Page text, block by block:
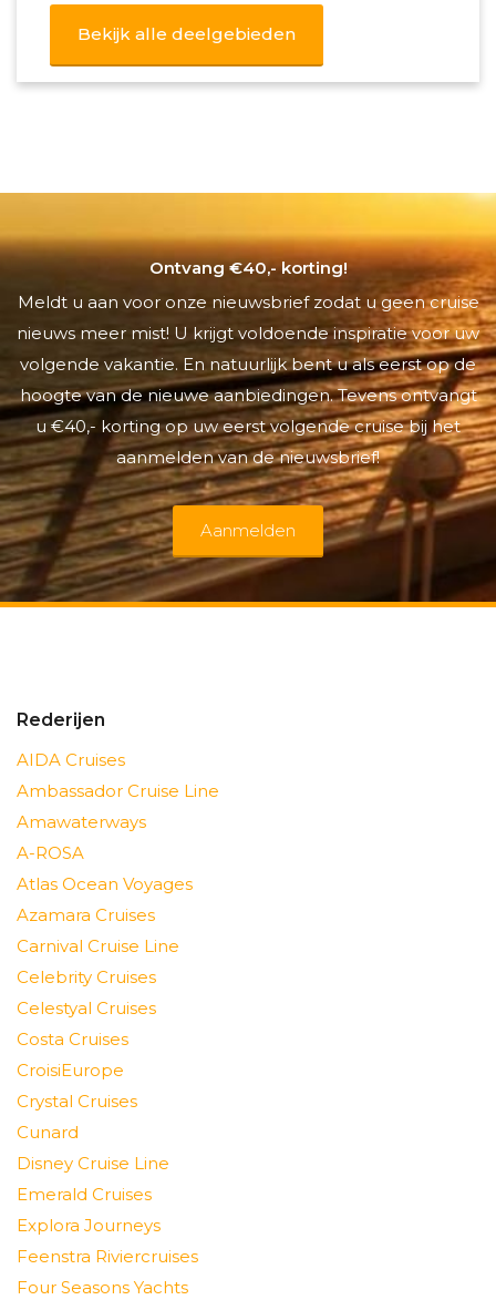
Bekijk alle deelgebieden
Ontvang €40,- korting!
Meldt u aan voor onze nieuwsbrief zodat u geen cruise
nieuws meer mist! U krijgt voldoende inspiratie voor uw
volgende vakantie. En natuurlijk bent u als eerst op de
hoogte van de nieuwe aanbiedingen. Tevens ontvangt
u €40,- korting op uw eerst volgende cruise bij het
aanmelden van de nieuwsbrief!
Aanmelden
Rederijen
AIDA Cruises
Ambassador Cruise Line
Amawaterways
A-ROSA
Atlas Ocean Voyages
Azamara Cruises
Carnival Cruise Line
Celebrity Cruises
Celestyal Cruises
Costa Cruises
CroisiEurope
Crystal Cruises
Cunard
Disney Cruise Line
Emerald Cruises
Explora Journeys
Feenstra Riviercruises
Four Seasons Yachts